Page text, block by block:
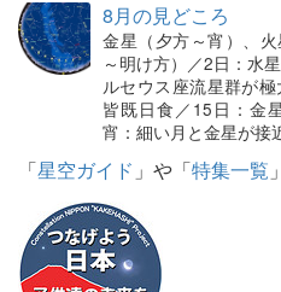
8月の見どころ
金星（夕方～宵）、
～明け方）／2日：水
ルセウス座流星群が
皆既日食／15日：金
宵：細い月と金星が接
「星空ガイド 」や「特集一覧